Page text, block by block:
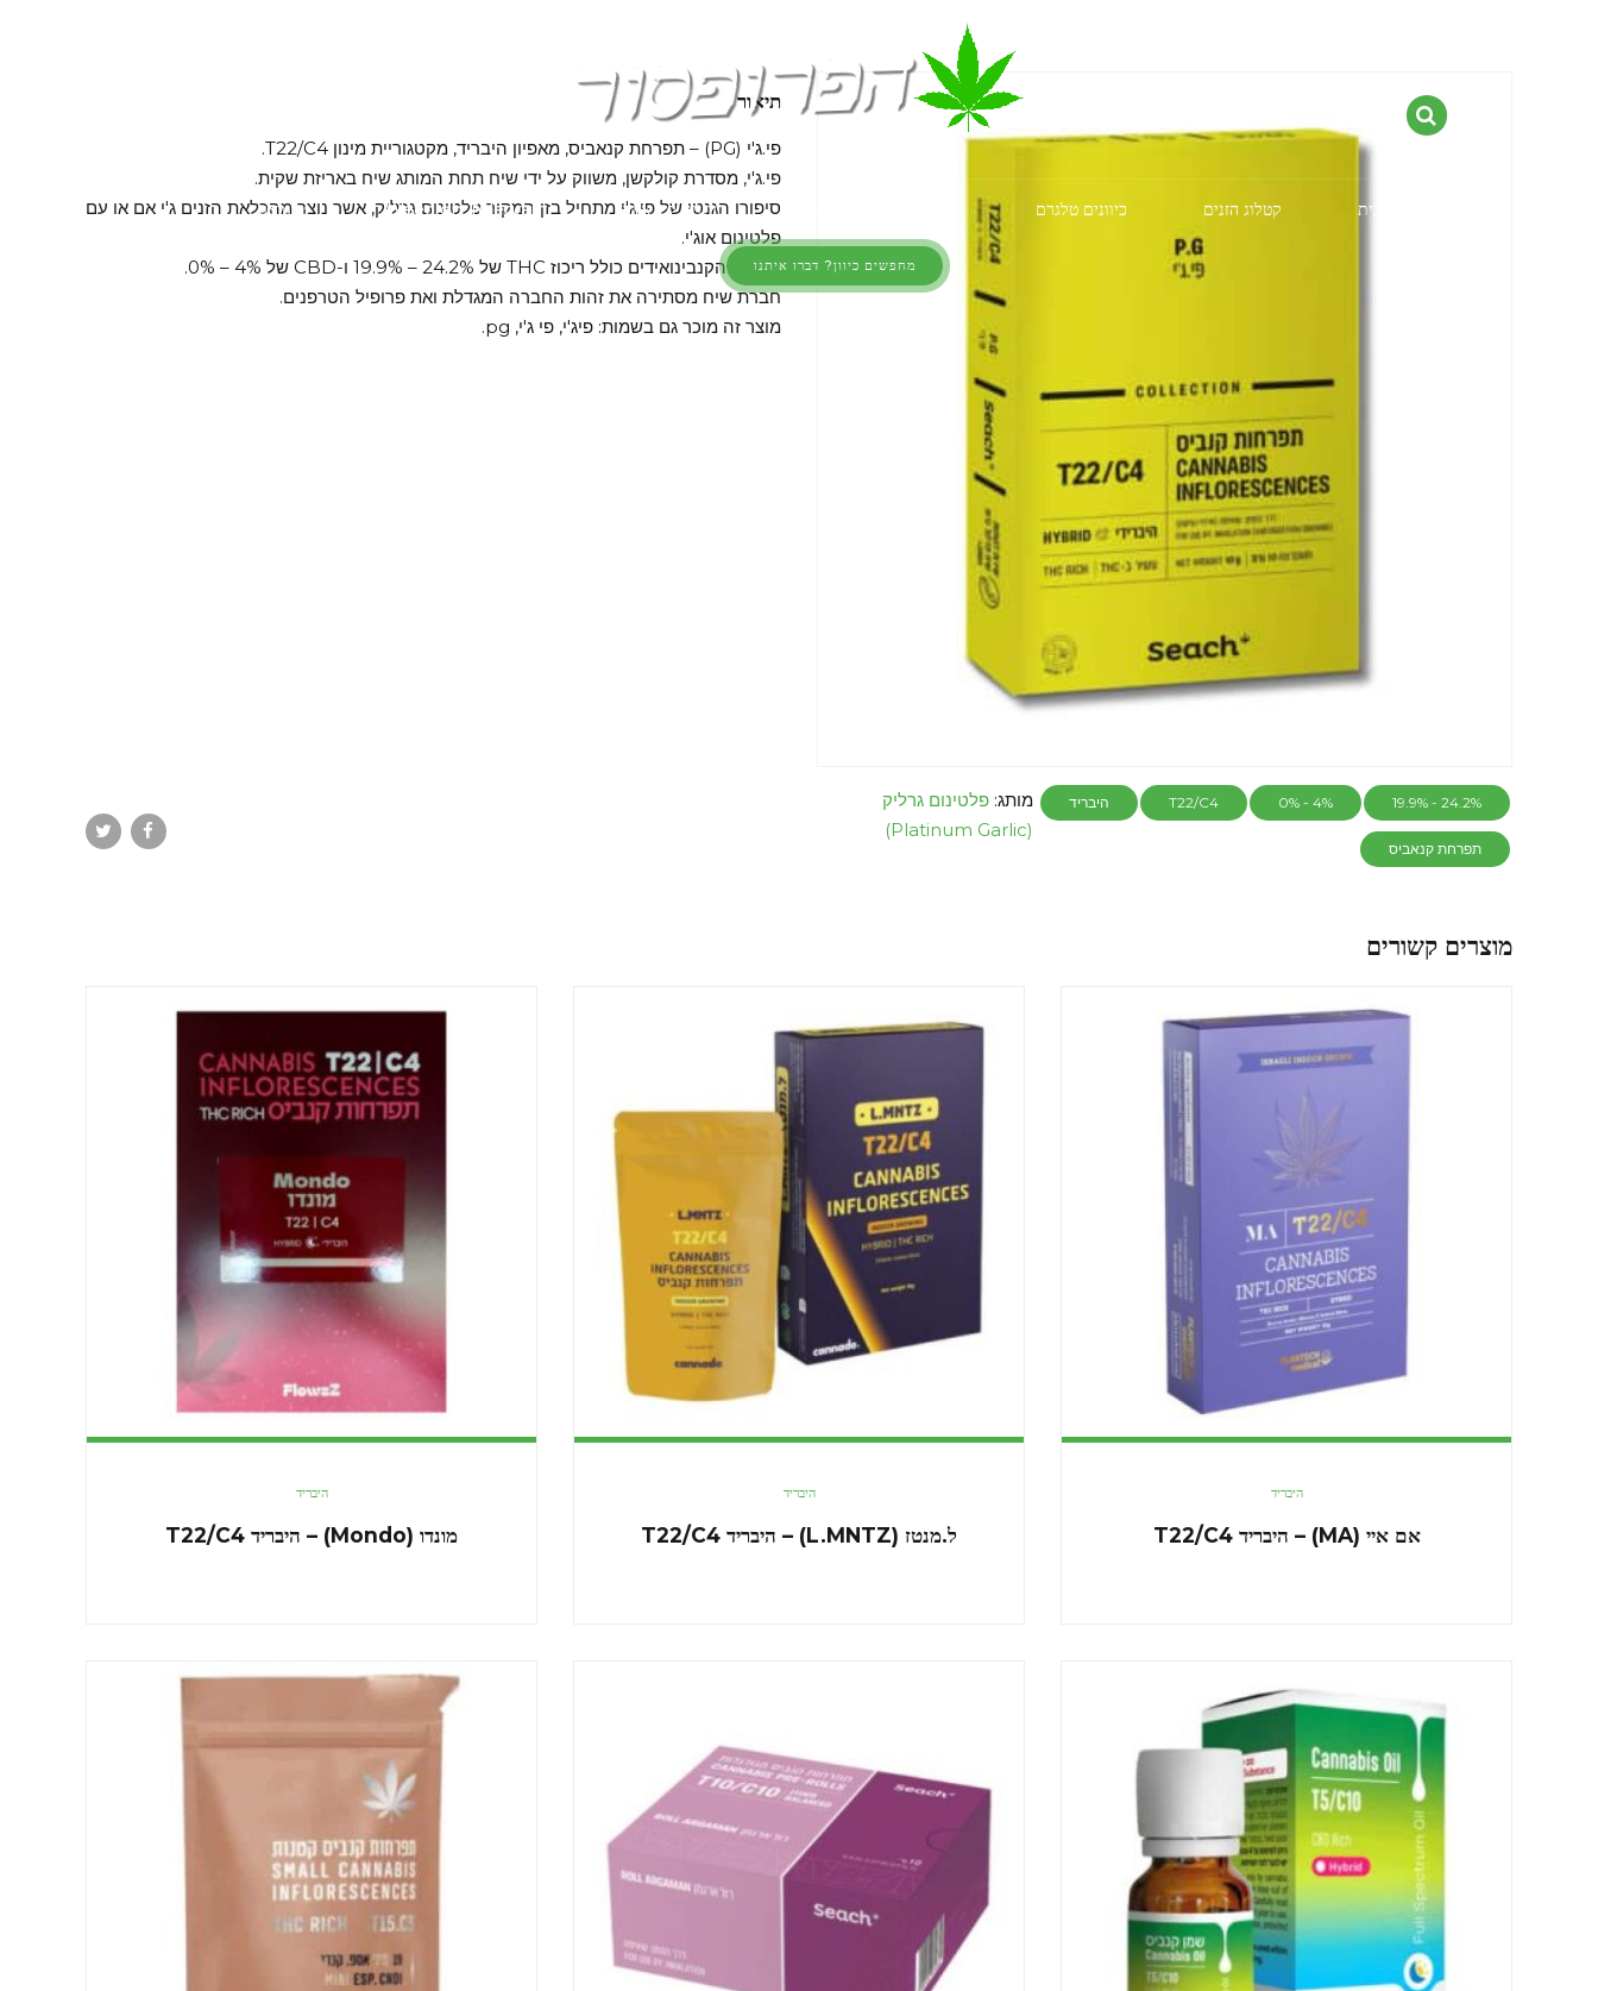
דף הבית קטלוג הזנים כיוונים טלגרם כיוונים לפי אזור Weed on Telegram טלגראס
מחפשים כיוון? דברו איתנו
תיאור
פי.ג'י (PG) – תפרחת קנאביס, מאפיון היבריד, מקטגוריית מינון T22/C4.
פי.ג'י, מסדרת קולקשן, משווק על ידי שיח תחת המותג שיח באריזת שקית.
סיפורו הגנטי של פי.ג'י מתחיל בזן המקור פלטינום גרליק, אשר נוצר מהכלאת הזנים ג'י אם או עם
פלטינום אוג'י.
פרופיל הקנבינואידים כולל ריכוז THC של 24.2% – 19.9% ו-CBD של 4% – 0%.
חברת שיח מסתירה את זהות החברה המגדלת ואת פרופיל הטרפנים.
מוצר זה מוכר גם בשמות: פיג'י, פי ג'י, pg.
24.2% - 19.9%
4% - 0%
T22/C4 היבריד
תפרחת קנאביס
מותג:פלטינום גרליק
(Platinum Garlic)
מוצרים קשורים
היבריד
אם איי (MA) – היבריד T22/C4
היבריד
ל.מנטז (L.MNTZ) – היבריד T22/C4
היבריד
מונדו (Mondo) – היבריד T22/C4